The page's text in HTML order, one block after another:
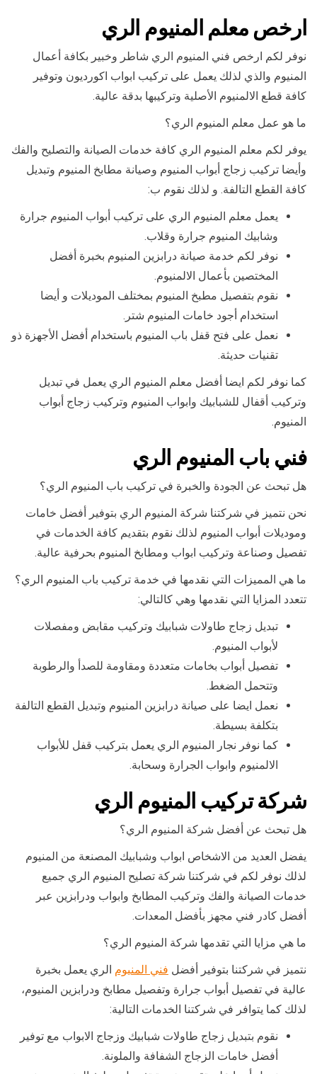
ارخص معلم المنيوم الري
نوفر لكم ارخص فني المنيوم الري شاطر وخبير بكافة أعمال
المنيوم والذي لذلك يعمل على تركيب ابواب اكورديون وتوفير
كافة قطع الالمنيوم الأصلية وتركيبها بدقة عالية.
ما هو عمل معلم المنيوم الري؟
يوفر لكم معلم المنيوم الري كافة خدمات الصيانة والتصليح والفك
وأيضا تركيب زجاج أبواب المنيوم وصيانة مطابخ المنيوم وتبديل
كافة القطع التالفة. و لذلك نقوم ب:
يعمل معلم المنيوم الري على تركيب أبواب المنيوم جرارة
وشابيك المنيوم جرارة وقلاب.
نوفر لكم خدمة صيانة درابزين المنيوم بخبرة أفضل
المختصين بأعمال الالمنيوم.
نقوم بتفصيل مطبخ المنيوم بمختلف الموديلات و أيضا
استخدام أجود خامات المنيوم شتر.
نعمل على فتح قفل باب المنيوم باستخدام أفضل الأجهزة ذو
تقنيات حديثة.
كما نوفر لكم ايضا أفضل معلم المنيوم الري يعمل في تبديل
وتركيب أقفال للشبابيك وابواب المنيوم وتركيب زجاج أبواب
المنيوم.
فني باب المنيوم الري
هل تبحث عن الجودة والخبرة في تركيب باب المنيوم الري؟
نحن نتميز في شركتنا شركة المنيوم الري بتوفير أفضل خامات
وموديلات أبواب المنيوم لذلك نقوم بتقديم كافة الخدمات في
تفصيل وصناعة وتركيب ابواب ومطابخ المنيوم بحرفية عالية.
ما هي المميزات التي نقدمها في خدمة تركيب باب المنيوم الري؟
تتعدد المزايا التي نقدمها وهي كالتالي:
تبديل زجاج طاولات شبابيك وتركيب مقابض ومفصلات
لأبواب المنيوم.
تفصيل أبواب بخامات متعددة ومقاومة للصدأ والرطوبة
وتتحمل الضغط.
نعمل ايضا على صيانة درابزين المنيوم وتبديل القطع التالفة
بتكلفة بسيطة.
كما نوفر نجار المنيوم الري يعمل بتركيب قفل للأبواب
الالمنيوم وابواب الجرارة وسحابة.
شركة تركيب المنيوم الري
هل تبحث عن أفضل شركة المنيوم الري؟
يفضل العديد من الاشخاص ابواب وشبابيك المصنعة من المنيوم
لذلك نوفر لكم في شركتنا شركة تصليح المنيوم الري جميع
خدمات الصيانة والفك وتركيب المطابخ وابواب ودرابزين عبر
أفضل كادر فني مجهز بأفضل المعدات.
ما هي مزايا التي تقدمها شركة المنيوم الري؟
نتميز في شركتنا بتوفير أفضل فني المنيوم الري يعمل بخبرة
عالية في تفصيل أبواب جرارة وتفصيل مطابخ ودرابزين المنيوم،
لذلك كما يتوافر في شركتنا الخدمات التالية:
نقوم بتبديل زجاج طاولات شبابيك وزجاج الابواب مع توفير
أفضل خامات الزجاج الشفافة والملونة.